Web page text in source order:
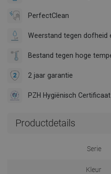
PerfectClean
Weerstand tegen dofheid
Bestand tegen hoge
2 jaar garantie
PZH Hygiënisch Certificaat
Productdetails
Serie
Kleur